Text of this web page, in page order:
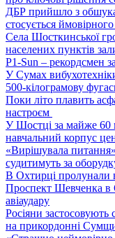
ДБР прийшло з
стосується
Села Шосткинської
населених пунктів
P1-Sun – рекордсмен
У Сумах
500-кілограмову
Поки літо плавить
настроєм
У Шостці за майже 60
навчальний корпус
«Вирішувала
судитимуть за
В Охтирці пролунали
Проспект Шевченка в
авіаудару
Росіяни
на прикордонні